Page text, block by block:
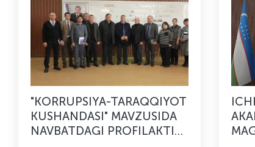
"KORRUPSIYA-TARAQQIYOT
KUSHANDASI" MAVZUSIDA
NAVBATDAGI PROFILAKTIK